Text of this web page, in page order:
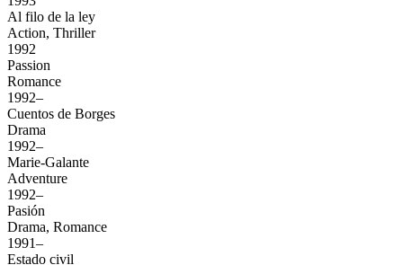
Al filo de la ley
Action, Thriller
1992
Passion
Romance
1992–
Cuentos de Borges
Drama
1992–
Marie-Galante
Adventure
1992–
Pasión
Drama, Romance
1991–
Estado civil